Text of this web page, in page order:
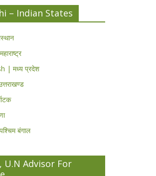
– Indian States
| मध्य प्रदेश
बंगाल
U.N Advisor For